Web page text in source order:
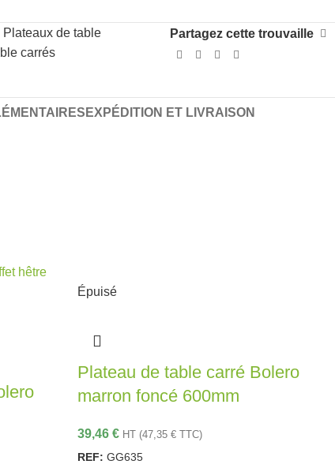
Plateaux de table
carrés
Partagez cette trouvaille
EXPÉDITION ET LIVRAISON
Épuisé
Plateau de table carré Bolero
marron foncé 600mm
39,46 € HT (47,35 € TTC)
REF: GG635